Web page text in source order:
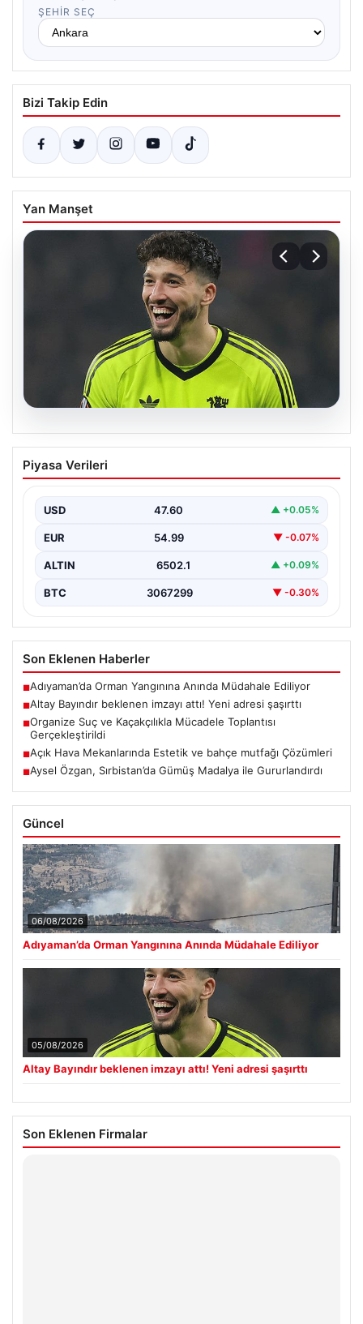
ŞEHIR SEÇ
Bizi Takip Edin
Yan Manşet
Altay Bayındır beklenen imzayı attı!
Yeni adresi şaşırttı
Piyasa Verileri
USD 47.60 ▲ +0.05%
EUR 54.99 ▼ -0.07%
ALTIN 6502.1 ▲ +0.09%
BTC 3067299 ▼ -0.30%
Son Eklenen Haberler
■Adıyaman’da Orman Yangınına Anında Müdahale Ediliyor
■Altay Bayındır beklenen imzayı attı! Yeni adresi şaşırttı
■Organize Suç ve Kaçakçılıkla Mücadele Toplantısı
Gerçekleştirildi
■Açık Hava Mekanlarında Estetik ve bahçe mutfağı Çözümleri
■Aysel Özgan, Sırbistan’da Gümüş Madalya ile Gururlandırdı
Güncel
06/08/2026
Adıyaman’da Orman Yangınına Anında Müdahale Ediliyor
05/08/2026
Altay Bayındır beklenen imzayı attı! Yeni adresi şaşırttı
Son Eklenen Firmalar